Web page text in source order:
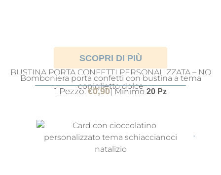
SCOPRI DI PIÙ
BUSTINA PORTA CONFETTI PERSONALIZZATA – NO
CONFETTI
Bomboniera porta confetti con bustina a tema
coniglietto dolce
1 Pezzo:€0,90| Minimo 20 Pz